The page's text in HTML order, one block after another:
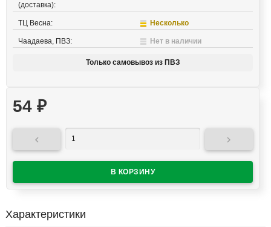
(доставка):
ТЦ Весна: Несколько
Чаадаева, ПВЗ: Нет в наличии
Только самовывоз из ПВЗ
54 ₽
 
Характеристики